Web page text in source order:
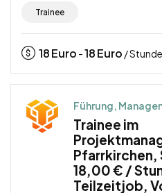
Trainee
18Euro -18Euro / Stunde
Führung,
Trainee im
18,00 € /
Teilzeitjob,